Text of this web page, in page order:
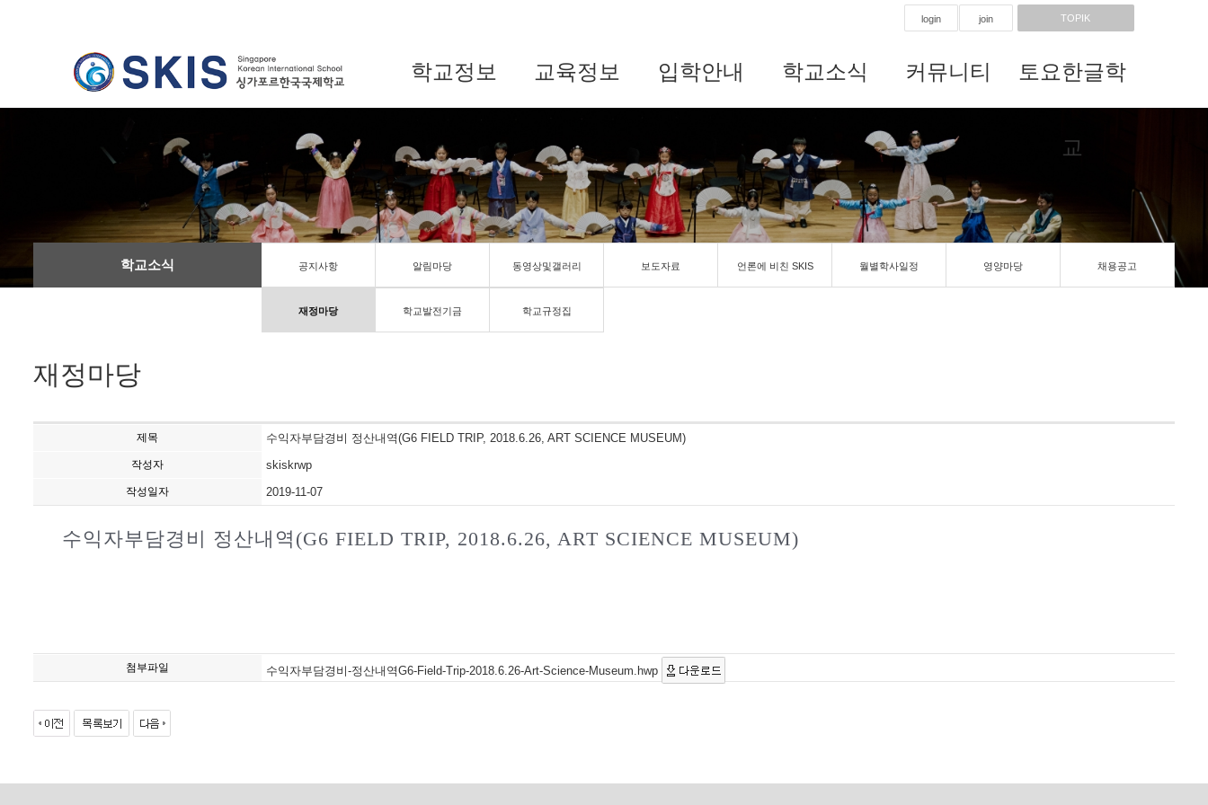
login join TOPIK
학교정보 교육정보 입학안내 학교소식 커뮤니티 토요한글학
교
학교소식 공지사항 알림마당 동영상및갤러리 보도자료 언론에 비친 SKIS 월별학사일정 영양마당 채용공고
재정마당 학교발전기금 학교규정집
재정마당
제목 수익자부담경비 정산내역(G6 FIELD TRIP, 2018.6.26, ART SCIENCE MUSEUM)
작성자 skiskrwp
작성일자 2019-11-07
수익자부담경비 정산내역(G6 FIELD TRIP, 2018.6.26, ART SCIENCE MUSEUM)
첨부파일 수익자부담경비-정산내역G6-Field-Trip-2018.6.26-Art-Science-Museum.hwp